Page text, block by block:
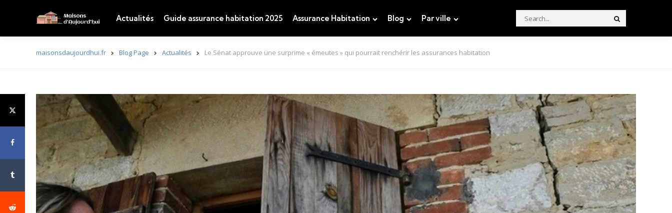
Actualités Guide assurance habitation 2025 Assurance Habitation Blog Par ville
Search
for:
maisonsdaujourdhui.fr Blog Page Actualités Le Sénat approuve une surprime « émeutes » qui pourrait renchérir les assurances habitation